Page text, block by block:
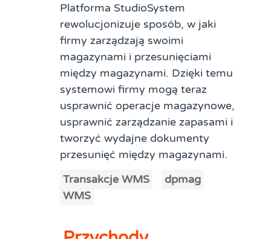
Platforma StudioSystem
rewolucjonizuje sposób, w jaki
firmy zarządzają swoimi
magazynami i przesunięciami
między magazynami. Dzięki temu
systemowi firmy mogą teraz
usprawnić operacje magazynowe,
usprawnić zarządzanie zapasami i
tworzyć wydajne dokumenty
przesunięć między magazynami.
Transakcje WMS
dpmag
WMS